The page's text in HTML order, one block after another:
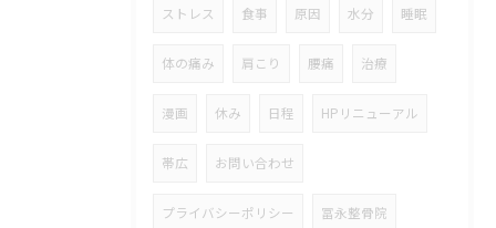
ストレス 食事 原因 水分 睡眠
体の痛み 肩こり 腰痛 治療
漫画 休み 日程 HPリニューアル
帯広 お問い合わせ
プライバシーポリシー 冨永整骨院